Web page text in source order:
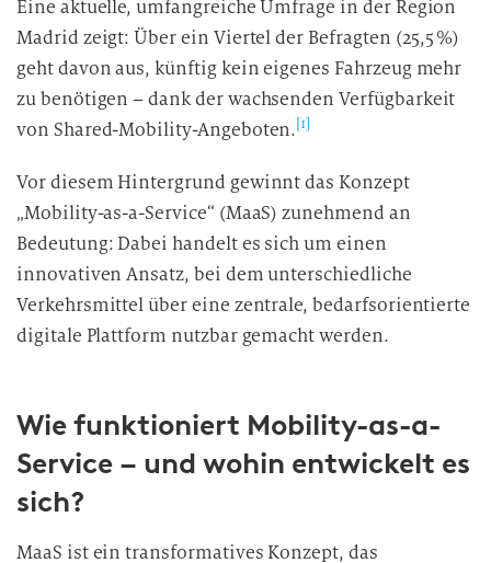
Eine aktuelle, umfangreiche Umfrage in der Region
Madrid zeigt: Über ein Viertel der Befragten (25,5 %)
geht davon aus, künftig kein eigenes Fahrzeug mehr
zu benötigen – dank der wachsenden Verfügbarkeit
von Shared-Mobility-Angeboten. [1]
Vor diesem Hintergrund gewinnt das Konzept
„Mobility-as-a-Service“ (MaaS) zunehmend an
Bedeutung: Dabei handelt es sich um einen
innovativen Ansatz, bei dem unterschiedliche
Verkehrsmittel über eine zentrale, bedarfsorientierte
digitale Plattform nutzbar gemacht werden.
Wie funktioniert Mobility-as-a-
Service – und wohin entwickelt es
sich?
MaaS ist ein transformatives Konzept, das